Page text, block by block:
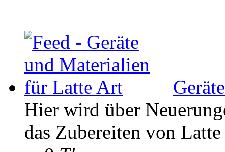
Hier wird über
das Zubereiten von